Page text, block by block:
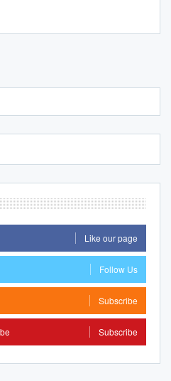
Like our page
Follow Us
Subscribe
Subscribe